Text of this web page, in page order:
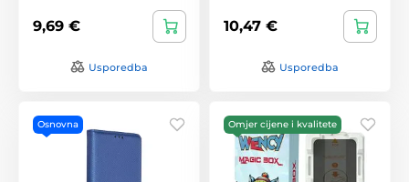
9,69 €
Usporedba
10,47 €
Usporedba
Osnovna Omjer cijene i kvalitete